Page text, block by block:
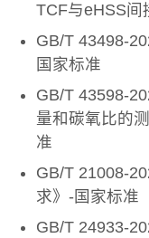
TCF与eHSS间
GB/T 43498-
国家标准
GB/T 43598-
量和碳氧比的
准
GB/T 21008-
求》-国家标准
GB/T 24933-